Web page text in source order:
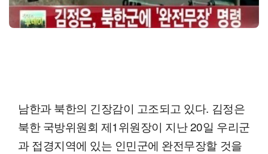
남한과 북한의 긴장감이 고조되고 있다. 김정은
북한 국방위원회 제1위원장이 지난 20일 우리군
과 접경지역에 있는 인민군에 완전무장할 것을